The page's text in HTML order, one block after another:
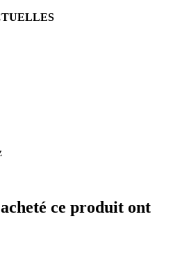
ce produit ont